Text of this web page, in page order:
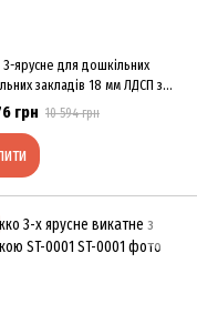
3-ярусне для дошкільних
закладів 18 мм ЛДСП з
ST-SH-011
грн 10 594 грн